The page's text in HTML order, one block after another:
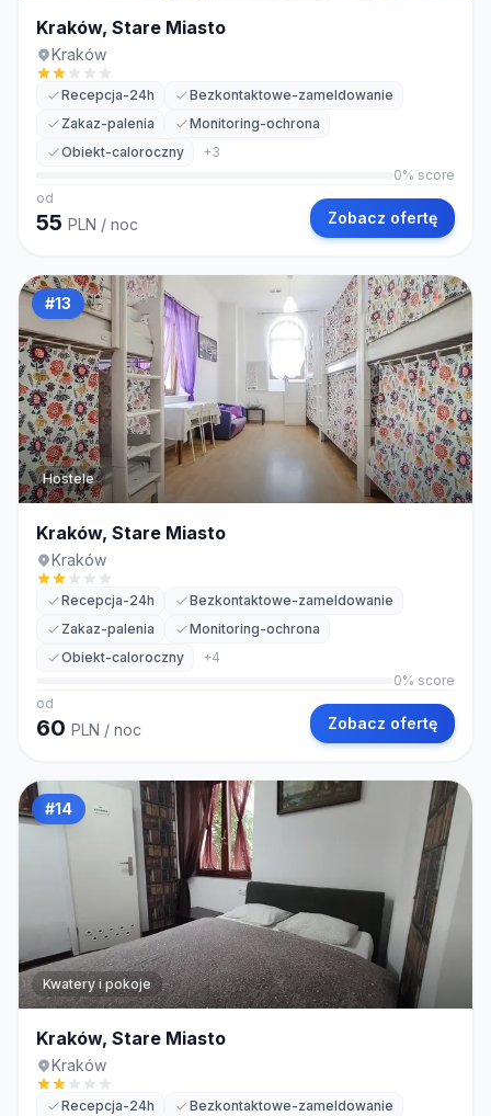
Kraków, Stare Miasto
Kraków
Recepcja-24h
Bezkontaktowe-zameldowanie
Zakaz-palenia
Monitoring-ochrona
Obiekt-caloroczny
+3
0% score
od
55 PLN / noc Zobacz ofertę
#13
Hostele
Kraków, Stare Miasto
Kraków
Recepcja-24h
Bezkontaktowe-zameldowanie
Zakaz-palenia
Monitoring-ochrona
Obiekt-caloroczny
+4
0% score
od
60 PLN / noc Zobacz ofertę
#14
Kwatery i pokoje
Kraków, Stare Miasto
Kraków
Recepcja-24h Bezkontaktowe-zameldowanie